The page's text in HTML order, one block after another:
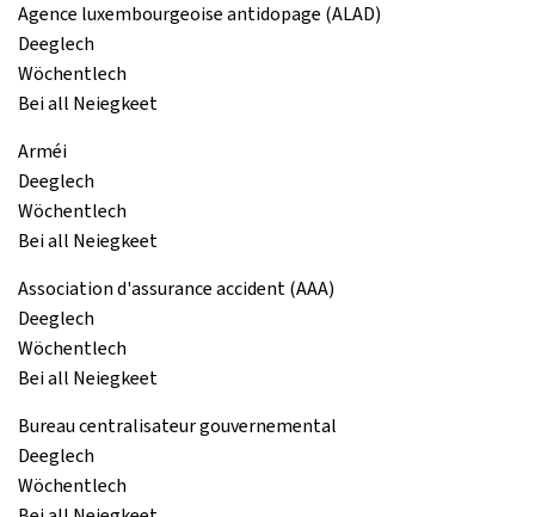
Agence luxembourgeoise antidopage (ALAD)
Deeglech
Wöchentlech
Bei all Neiegkeet
Arméi
Deeglech
Wöchentlech
Bei all Neiegkeet
Association d'assurance accident (AAA)
Deeglech
Wöchentlech
Bei all Neiegkeet
Bureau centralisateur gouvernemental
Deeglech
Wöchentlech